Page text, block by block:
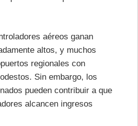
aéreos ganan
altos, y muchos
regionales con
Sin embargo, los
pueden contribuir a que
alcancen ingresos